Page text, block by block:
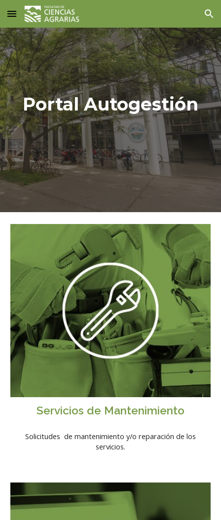
Skip to main content Skip to navigation
Portal Autogestión
Servicios de Mantenimiento
Solicitudes de mantenimiento y/o reparación de los
servicios.